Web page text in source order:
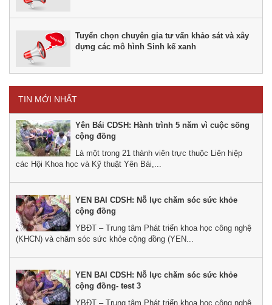
Tuyển chọn chuyên gia tư vấn khảo sát và xây
dựng các mô hình Sinh kế xanh
TIN MỚI NHẤT
Yên Bái CDSH: Hành trình 5 năm vì cuộc sống
cộng đồng
Là một trong 21 thành viên trực thuộc Liên hiệp
các Hội Khoa học và Kỹ thuật Yên Bái,...
YEN BAI CDSH: Nỗ lực chăm sóc sức khỏe
cộng đồng
YBĐT – Trung tâm Phát triển khoa học công nghệ
(KHCN) và chăm sóc sức khỏe cộng đồng (YEN...
YEN BAI CDSH: Nỗ lực chăm sóc sức khỏe
cộng đồng- test 3
YBĐT – Trung tâm Phát triển khoa học công nghệ